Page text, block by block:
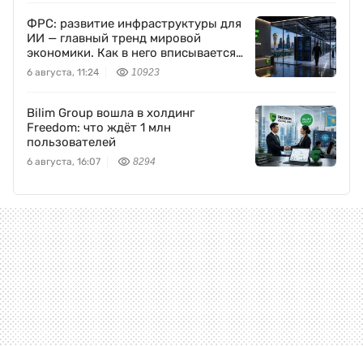
ФРС: развитие инфраструктуры для
ИИ — главный тренд мировой
экономики. Как в него вписывается
Freedom Holding Corp.
6 августа, 11:24 10923
Bilim Group вошла в холдинг
Freedom: что ждёт 1 млн
пользователей
6 августа, 16:07 8294